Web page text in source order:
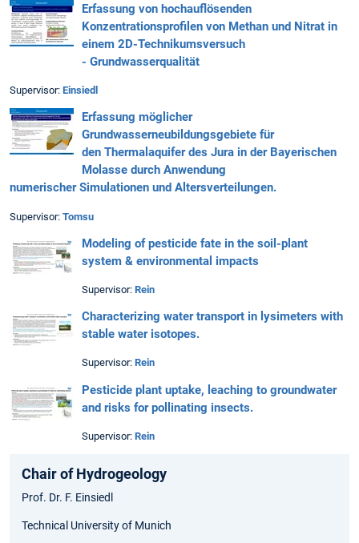
Erfassung von hochauflösenden
Konzentrationsprofilen von Methan und Nitrat in
einem 2D-Technikumsversuch
- Grundwasserqualität
Supervisor: Einsiedl
Erfassung möglicher
Grundwasserneubildungsgebiete für
den Thermalaquifer des Jura in der Bayerischen
Molasse durch Anwendung
numerischer Simulationen und Altersverteilungen.
Supervisor: Tomsu
Modeling of pesticide fate in the soil-plant
system & environmental impacts
Supervisor: Rein
Characterizing water transport in lysimeters with
stable water isotopes.
Supervisor: Rein
Pesticide plant uptake, leaching to groundwater
and risks for pollinating insects.
Supervisor: Rein
Chair of Hydrogeology
Prof. Dr. F. Einsiedl
Technical University of Munich